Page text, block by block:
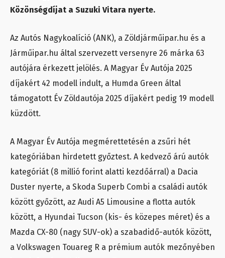
Közönségdíjat a Suzuki Vitara nyerte.
Az Autós Nagykoalíció (ANK), a Zöldjárműipar.hu és a
Járműipar.hu által szervezett versenyre 26 márka 63
autójára érkezett jelölés. A Magyar Év Autója 2025
díjakért 42 modell indult, a Humda Green által
támogatott Év Zöldautója 2025 díjakért pedig 19 modell
küzdött.
A Magyar Év Autója megmérettetésén a zsűri hét
kategóriában hirdetett győztest. A kedvező árú autók
kategóriát (8 millió forint alatti kezdőárral) a Dacia
Duster nyerte, a Skoda Superb Combi a családi autók
között győzött, az Audi A5 Limousine a flotta autók
között, a Hyundai Tucson (kis- és közepes méret) és a
Mazda CX-80 (nagy SUV-ok) a szabadidő-autók között,
a Volkswagen Touareg R a prémium autók mezőnyében